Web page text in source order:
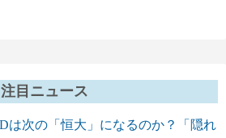
注目ニュース
は次の「恒大」になるのか？「隠れ